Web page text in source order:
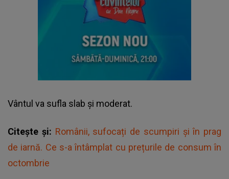
Vântul va sufla slab și moderat.
Citește și: Românii, sufocați de scumpiri și în prag
de iarnă. Ce s-a întâmplat cu prețurile de consum în
octombrie